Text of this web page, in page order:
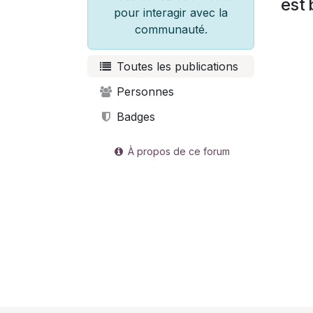
pour interagir avec la
communauté.
Toutes les publications
Personnes
Badges
À propos de ce forum
est